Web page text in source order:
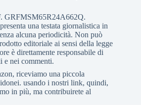
GRFMSM65R24A662Q.
una testata giornalistica in
alcuna periodicità. Non può
editoriale ai sensi della legge
è direttamente responsabile di
e nei commenti.
riceviamo una piccola
usando i nostri link, quindi,
in più, ma contribuirete al